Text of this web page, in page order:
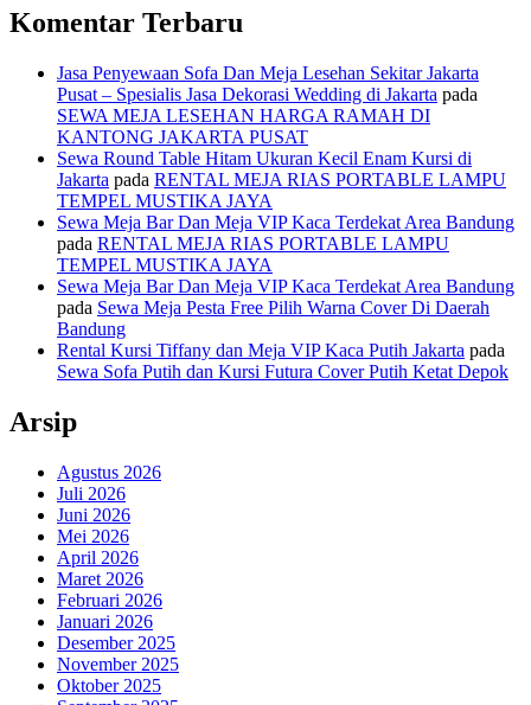
Komentar Terbaru
Jasa Penyewaan Sofa Dan Meja Lesehan Sekitar Jakarta
Pusat – Spesialis Jasa Dekorasi Wedding di Jakarta pada
SEWA MEJA LESEHAN HARGA RAMAH DI
KANTONG JAKARTA PUSAT
Sewa Round Table Hitam Ukuran Kecil Enam Kursi di
Jakarta pada RENTAL MEJA RIAS PORTABLE LAMPU
TEMPEL MUSTIKA JAYA
Sewa Meja Bar Dan Meja VIP Kaca Terdekat Area Bandung
pada RENTAL MEJA RIAS PORTABLE LAMPU
TEMPEL MUSTIKA JAYA
Sewa Meja Bar Dan Meja VIP Kaca Terdekat Area Bandung
pada Sewa Meja Pesta Free Pilih Warna Cover Di Daerah
Bandung
Rental Kursi Tiffany dan Meja VIP Kaca Putih Jakarta pada
Sewa Sofa Putih dan Kursi Futura Cover Putih Ketat Depok
Arsip
Agustus 2026
Juli 2026
Juni 2026
Mei 2026
April 2026
Maret 2026
Februari 2026
Januari 2026
Desember 2025
November 2025
Oktober 2025